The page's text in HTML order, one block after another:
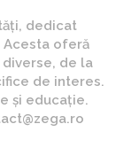
dedicat
oferă
de la
de interes.
și educație.